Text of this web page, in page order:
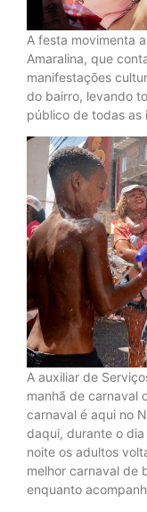
A festa movimenta
Amaralina, que
manifestações
do bairro, levando
público de todas as
A auxiliar de
manhã de carnaval
carnaval é aqui no
daqui, durante o
noite os adultos
melhor carnaval de
enquanto